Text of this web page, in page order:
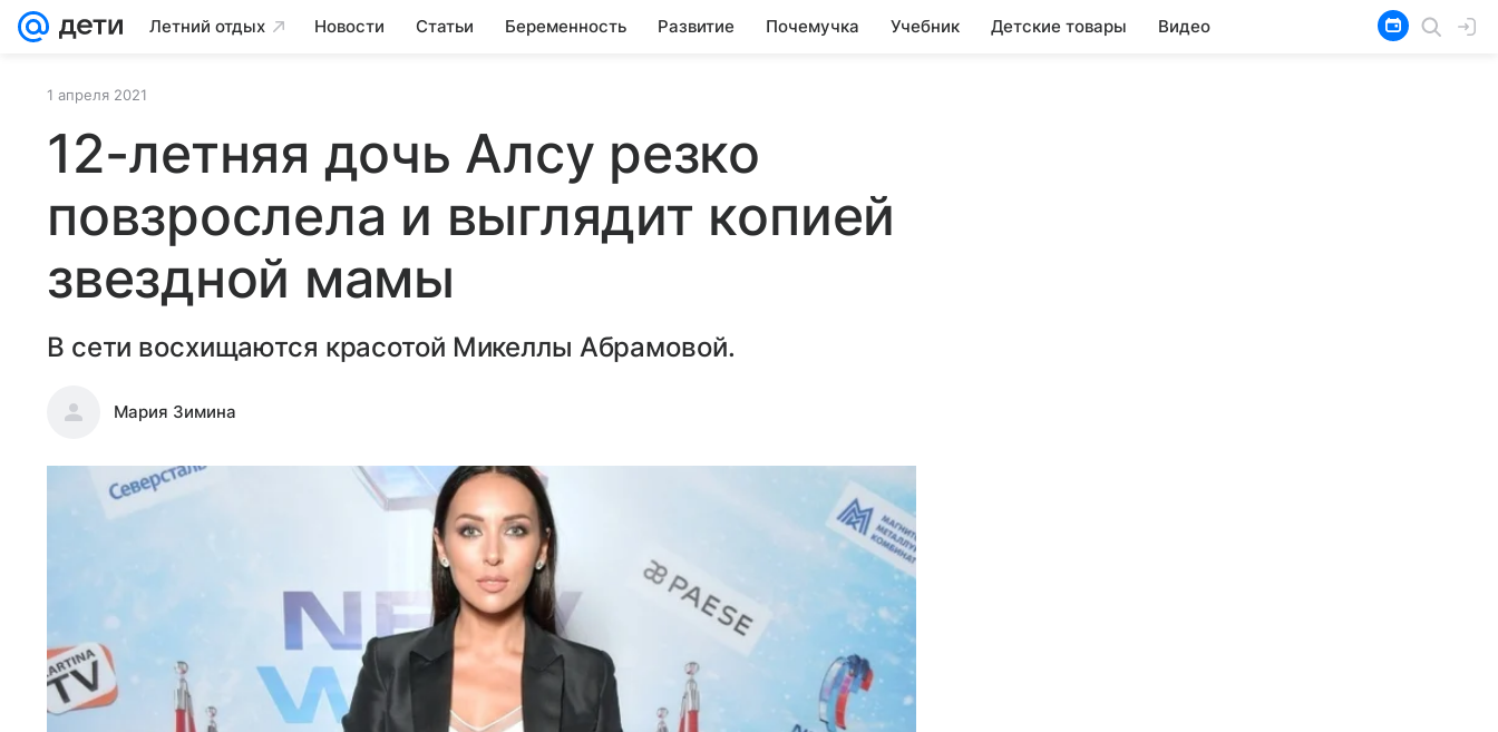
Летний отдых Новости Статьи Беременность Развитие Почемучка Учебник Детские товары Видео
1 апреля 2021
12-летняя дочь Алсу резко
повзрослела и выглядит копией
звездной мамы
В сети восхищаются красотой Микеллы Абрамовой.
Мария Зимина